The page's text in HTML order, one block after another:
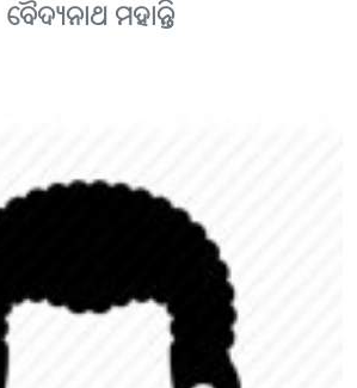
ବୈଦ୍ୟନାଥ ମହାନ୍ତି